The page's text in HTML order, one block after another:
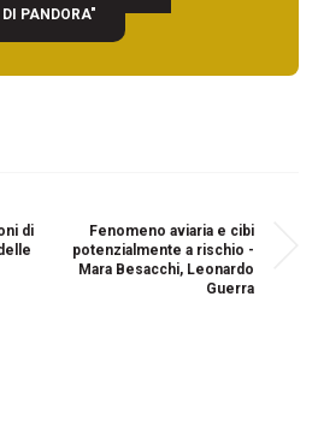
PANDORA"
di
Fenomeno aviaria e cibi
potenzialmente a rischio -
Mara Besacchi, Leonardo
Guerra